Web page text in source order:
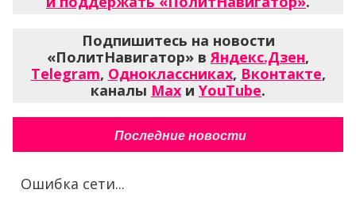
Подпишитесь на новости
«ПолитНавигатор» вЯндекс.Дзен,
Telegram, Одноклассниках, Вконтакте,
каналы Max и YouTube.
Последние новости
Ошибка сети...